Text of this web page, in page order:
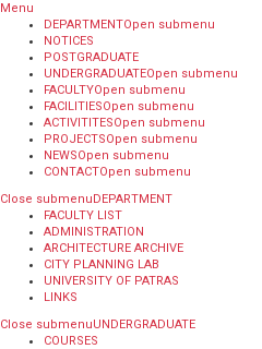
Menu
DEPARTMENTOpen submenu
NOTICES
POSTGRADUATE
UNDERGRADUATEOpen submenu
FACULTYOpen submenu
FACILITIESOpen submenu
ACTIVITITESOpen submenu
PROJECTSOpen submenu
NEWSOpen submenu
CONTACTOpen submenu
Close submenuDEPARTMENT
FACULTY LIST
ADMINISTRATION
ARCHITECTURE ARCHIVE
CITY PLANNING LAB
UNIVERSITY OF PATRAS
LINKS
Close submenuUNDERGRADUATE
COURSES